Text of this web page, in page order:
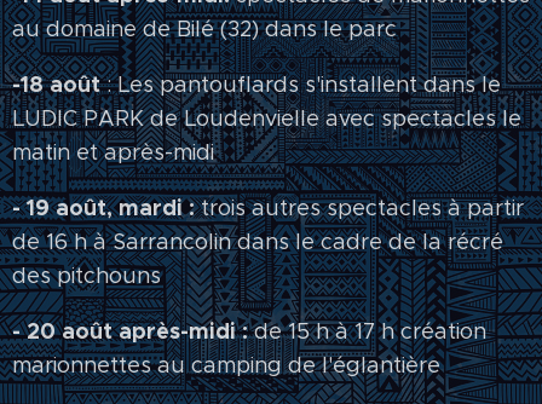
au domaine de Bilé (32) dans le parc
-18 août: Les pantouflards s'installent dans le
LUDIC PARK de Loudenvielle avec spectacles le
matin et après-midi
- 19 août, mardi :trois autres spectacles à partir
de 16 h à Sarrancolin dans le cadre de la récré
des pitchouns
- 20 août après-midi :de 15 h à 17 h création
marionnettes au camping de l'églantière